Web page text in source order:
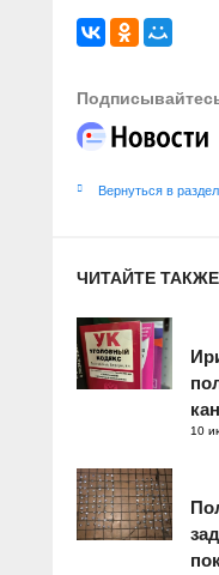
Вернуться в раздел
ЧИТАЙТЕ ТАКЖЕ
10